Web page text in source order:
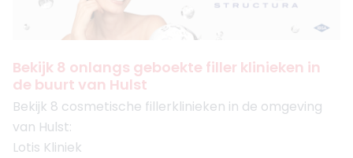
Bekijk 8 onlangs geboekte filler klinieken in
de buurt van Hulst
Bekijk 8 cosmetische fillerklinieken in de omgeving
van Hulst:
Lotis Kliniek